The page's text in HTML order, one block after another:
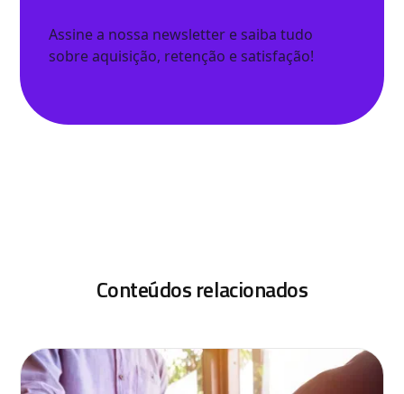
Assine a nossa newsletter e saiba tudo
sobre aquisição, retenção e satisfação!
Conteúdos relacionados